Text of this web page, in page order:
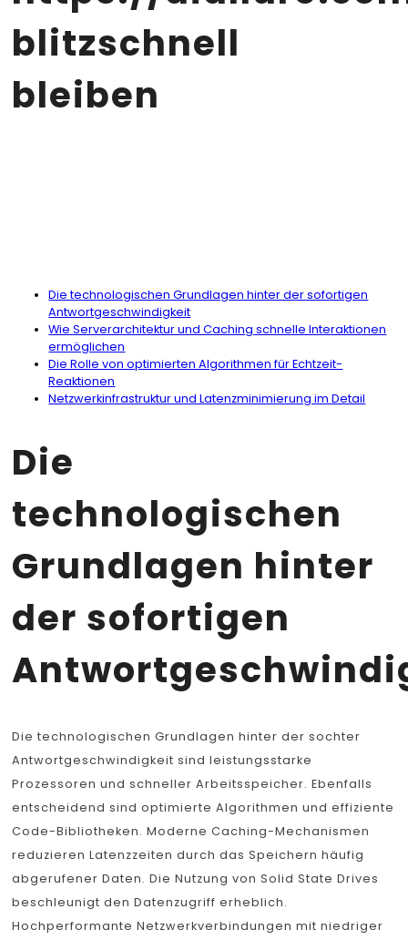
blitzschnell
bleiben
Die technologischen Grundlagen hinter der sofortigen
Antwortgeschwindigkeit
Wie Serverarchitektur und Caching schnelle Interaktionen
ermöglichen
Die Rolle von optimierten Algorithmen für Echtzeit-
Reaktionen
Netzwerkinfrastruktur und Latenzminimierung im Detail
Die
technologischen
Grundlagen hinter
der sofortigen
Die technologischen Grundlagen hinter der sochter
Antwortgeschwindigkeit sind leistungsstarke
Prozessoren und schneller Arbeitsspeicher. Ebenfalls
entscheidend sind optimierte Algorithmen und effiziente
Code-Bibliotheken. Moderne Caching-Mechanismen
reduzieren Latenzzeiten durch das Speichern häufig
abgerufener Daten. Die Nutzung von Solid State Drives
beschleunigt den Datenzugriff erheblich.
Hochperformante Netzwerkverbindungen mit niedriger